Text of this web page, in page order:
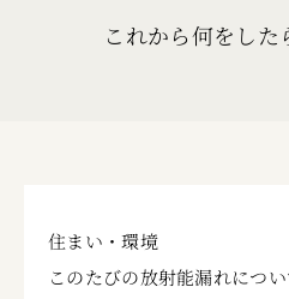
これから何をした
住まい・環境
このたびの放射能漏れにつ